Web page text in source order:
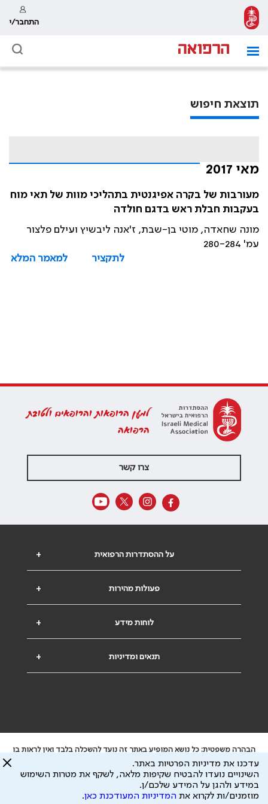
התחבר/י
תוצאת חיפוש
מאי 2017
מעורבות של בקרה אפיגנטית בתהליכי מוות של תאי מוח
בעקבות חבלת ראש בדגם חולדה
מונה שחאדה, מוטי בן-שבת, ז'אנה ליבשיץ ועילם פלצור
עמ' 280-284
לתקציר
למאמר המלא
למען הרופאות והרופאים ולטובת
הרפואה
צרו קשר
+ על ההסתדרות הרפואית
+ פעולות מהירות
+ לוחות מידע
+ תנאים ומדיניות
הבהרה משפטית: כל נושא המופיע באתר זה נועד להשכלה בלבד ואין לראות בו
ייעוץ רפואי או משפטי. אין הר"י אחראית לתוכן המתפרסם באתר זה ולכל נזק
שעלול להיגרם.
ידוע לי שהר"י אוספת ושומרת מידע אישי לצורך מתן השרות וכי חלק ממנו עשוי
להיות מועבר לצדדים שלישיים, הכל בכפוף למדיניות הפרטיות
עדכנו את מדיניות הפרטיות באתר.
השינויים נועדו להבטיח שקיפות מלאה, לשקף את מטרות השימוש
במידע ולהגן על המידע שלכם/ן.
מוזמנים/ות לקרוא את המדיניות המעודכנת כאן.